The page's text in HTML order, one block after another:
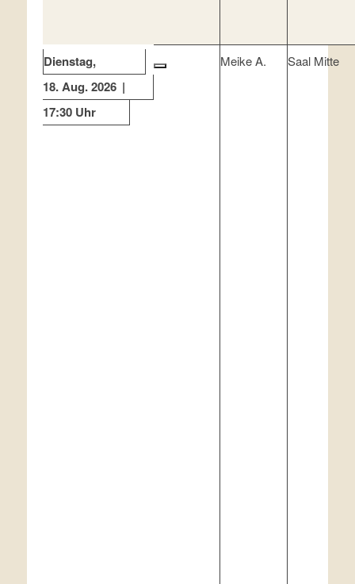
Dienstag
18. Aug. 2026
17:30 Uhr
Meike A. Saal Mitte